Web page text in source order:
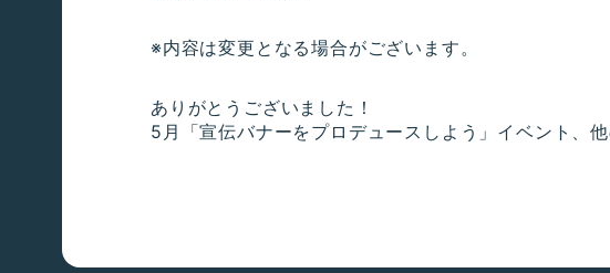
※内容は変更となる場合がございます。
ありがとうございました！
5月「宣伝バナーをプロデュースしよう」イベント、